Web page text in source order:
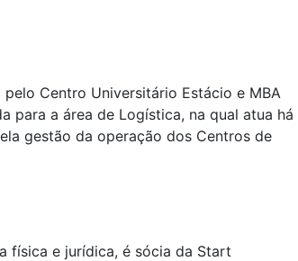
Centro Universitário Estácio e MBA
para a área de Logística, na qual atua há
gestão da operação dos Centros de
física e jurídica, é sócia da Start